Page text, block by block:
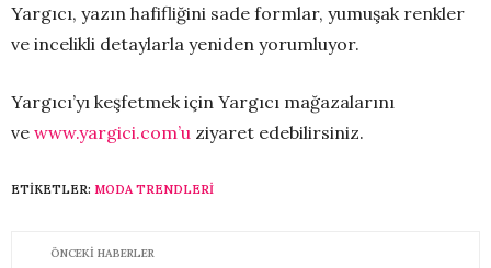
Yargıcı, yazın hafifliğini sade formlar, yumuşak renkler
ve incelikli detaylarla yeniden yorumluyor.
Yargıcı’yı keşfetmek için Yargıcı mağazalarını
ve www.yargici.com’u ziyaret edebilirsiniz.
ETIKETLER: MODA TRENDLERI
ÖNCEKI HABERLER